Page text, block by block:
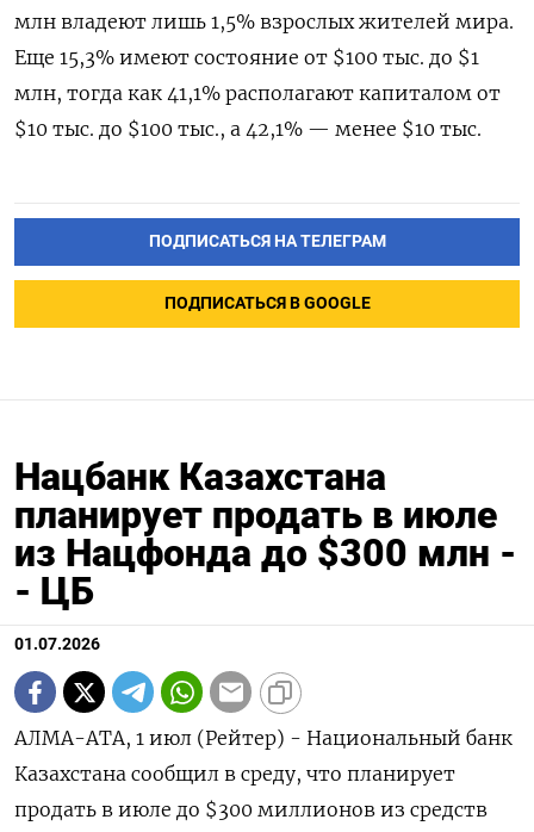
млн владеют лишь 1,5% взрослых жителей мира.
Еще 15,3% имеют состояние от $100 тыс. до $1
млн, тогда как 41,1% располагают капиталом от
$10 тыс. до $100 тыс., а 42,1% — менее $10 тыс.
ПОДПИСАТЬСЯ НА ТЕЛЕГРАМ
ПОДПИСАТЬСЯ В GOOGLE
Нацбанк Казахстана
планирует продать в июле
из Нацфонда до $300 млн -
- ЦБ
01.07.2026
АЛМА-АТА, 1 июл (Рейтер) - Национальный банк
Казахстана сообщил в среду, что планирует
продать в июле до $300 миллионов из средств